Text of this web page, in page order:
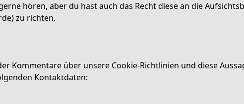
hören, aber du hast auch das Recht diese an die
zu richten.
Kommentare über unsere Cookie-Richtlinien und diese
Kontaktdaten: